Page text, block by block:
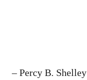
– Percy B. Shelley